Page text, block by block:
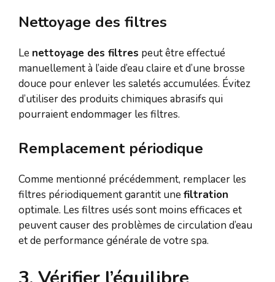
Nettoyage des filtres
Le nettoyage des filtres peut être effectué
manuellement à l’aide d’eau claire et d’une brosse
douce pour enlever les saletés accumulées. Évitez
d’utiliser des produits chimiques abrasifs qui
pourraient endommager les filtres.
Remplacement périodique
Comme mentionné précédemment, remplacer les
filtres périodiquement garantit unefiltration
optimale. Les filtres usés sont moins efficaces et
peuvent causer des problèmes de circulation d’eau
et de performance générale de votre spa.